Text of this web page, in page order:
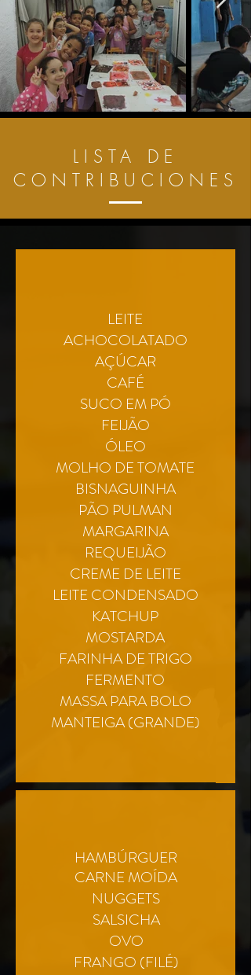
LISTA DE
CONTRIBUCIONES
LEITE
ACHOCOLATADO
AÇÚCAR
CAFÉ
SUCO EM PÓ
FEIJÃO
ÓLEO
MOLHO DE TOMATE
BISNAGUINHA
PÃO PULMAN
MARGARINA
REQUEIJÃO
CREME DE LEITE
LEITE CONDENSADO
KATCHUP
MOSTARDA
FARINHA DE TRIGO
FERMENTO
MASSA PARA BOLO
MANTEIGA (GRANDE)
HAMBÚRGUER
CARNE MOÍDA
NUGGETS
SALSICHA
OVO
FRANGO (FILÉ)